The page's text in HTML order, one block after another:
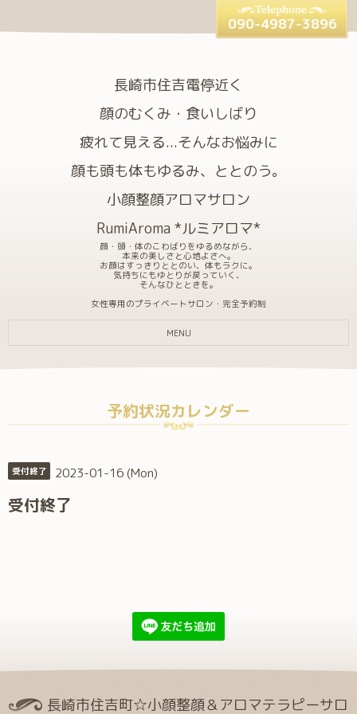
長崎市住吉電停近く
顔のむくみ・食いしばり
疲れて見える...そんなお悩みに
顔も頭も体もゆるみ、ととのう。
小顔整顔アロマサロン
RumiAroma *ルミアロマ*
顔・頭・体のこわばりをゆるめながら、
本来の美しさと心地よさへ。
お顔はすっきりととのい、体もラクに。
気持ちにもゆとりが戻っていく、
そんなひとときを。
女性専用のプライベートサロン・完全予約制
090-4987-3896
MENU
予約状況カレンダー
受付終了 2023-01-16 (Mon)
受付終了
長崎市住吉町☆小顔整顔＆アロマテラピーサロ